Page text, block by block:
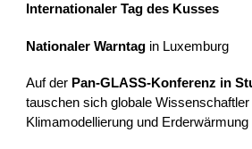
Internationaler Tag des Kusses
Nationaler Warntag in Luxemburg
Auf der Pan-GLASS-Konferenz in
tauschen sich globale Wissenschaftler
Klimamodellierung und Erderwärmung